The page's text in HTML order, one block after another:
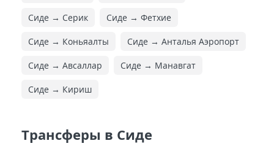
Сиде → Серик Сиде → Фетхие
Сиде → Коньяалты Сиде → Анталья Аэропорт
Сиде → Авсаллар Сиде → Манавгат
Сиде → Кириш
Трансферы в Сиде